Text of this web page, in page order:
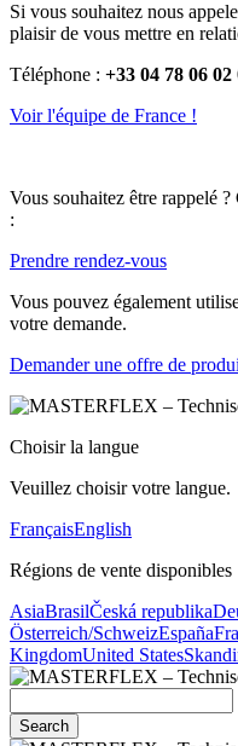
Si vous souhaitez nous
plaisir de vous mettre en
Téléphone : +33 04 78 06 02
Voir l'équipe de France !
Vous souhaitez être rappelé
:
Prendre rendez-vous
Vous pouvez également
votre demande.
Demander une offre de
Choisir la langue
Veuillez choisir votre langue.
FrançaisEnglish
Régions de vente disponibles
AsiaBrasilČeská republika
Österreich/SchweizEspaña
KingdomUnited States
Search